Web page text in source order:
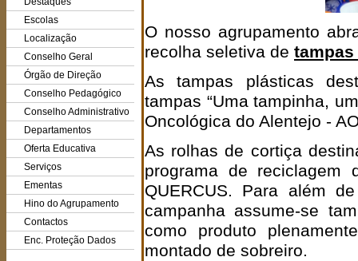
Escolas
Localização
Conselho Geral
Órgão de Direção
Conselho Pedagógico
Conselho Administrativo
Departamentos
Oferta Educativa
Serviços
Ementas
Hino do Agrupamento
Contactos
Enc. Proteção Dados
O nosso agrupamento
recolha seletiva de
As tampas plásticas
tampas “Uma tampinha,
Oncológica do Alentejo -
As rolhas de cortiça
programa de
QUERCUS. Para além
campanha assume-se
como produto
montado de sobreiro.